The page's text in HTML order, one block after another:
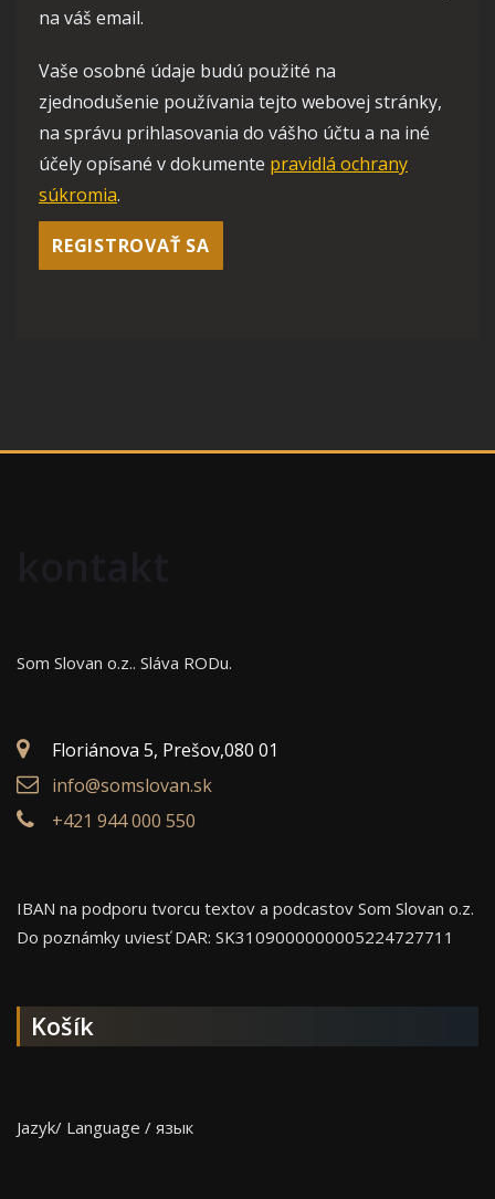
na váš email.
Vaše osobné údaje budú použité na
zjednodušenie používania tejto webovej stránky,
na správu prihlasovania do vášho účtu a na iné
účely opísané v dokumente pravidlá ochrany
súkromia.
REGISTROVAŤ SA
Som Slovan o.z.. Sláva RODu.
Floriánova 5, Prešov,080 01
info@somslovan.sk
+421 944 000 550
IBAN na podporu tvorcu textov a podcastov Som Slovan o.z.
Do poznámky uviesť DAR: SK3109000000005224727711
Košík
Jazyk/ Language / язык